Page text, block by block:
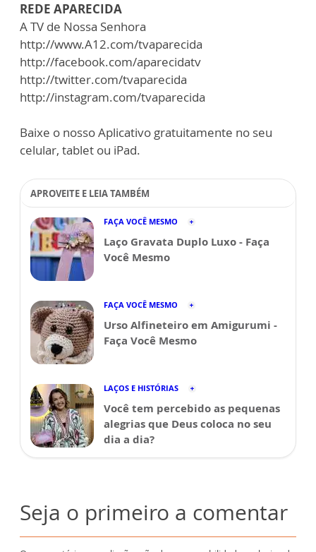
REDE APARECIDA
A TV de Nossa Senhora
http://www.A12.com/tvaparecida
http://facebook.com/aparecidatv
http://twitter.com/tvaparecida
http://instagram.com/tvaparecida
Baixe o nosso Aplicativo gratuitamente no seu
celular, tablet ou iPad.
APROVEITE E LEIA TAMBÉM
FAÇA VOCÊ MESMO
Laço Gravata Duplo Luxo - Faça
Você Mesmo
FAÇA VOCÊ MESMO
Urso Alfineteiro em Amigurumi -
Faça Você Mesmo
LAÇOS E HISTÓRIAS
Você tem percebido as pequenas
alegrias que Deus coloca no seu
dia a dia?
Seja o primeiro a comentar